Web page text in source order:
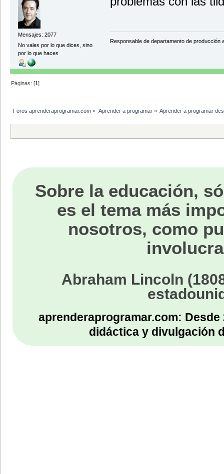
Mensajes: 2077
No vales por lo que dices, sino
por lo que haces
Responsable de departamento de producción
Páginas: [1]
Foros aprenderaprogramar.com » Aprender a programar» Aprender a programar
Sobre la educación,
es el tema más
nosotros, como
Abraham Lincoln
aprenderaprogramar.com:
didáctica y divulgación